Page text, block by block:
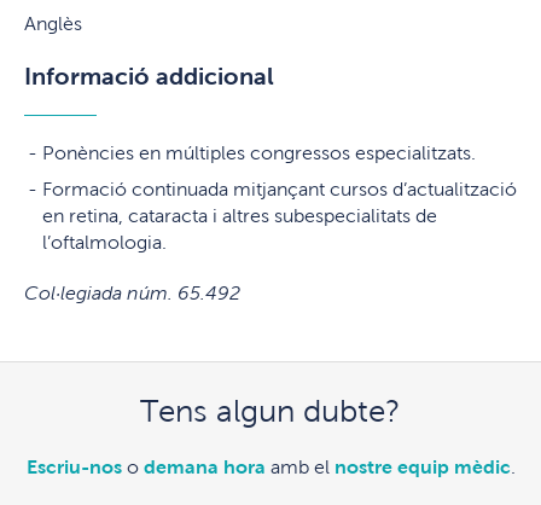
Anglès
Informació addicional
Ponències en múltiples congressos especialitzats.
Formació continuada mitjançant cursos d’actualització
en retina, cataracta i altres subespecialitats de
l’oftalmologia.
Col·legiada núm. 65.492
Tens algun dubte?
Escriu-noso demana hora amb el nostre equip mèdic.